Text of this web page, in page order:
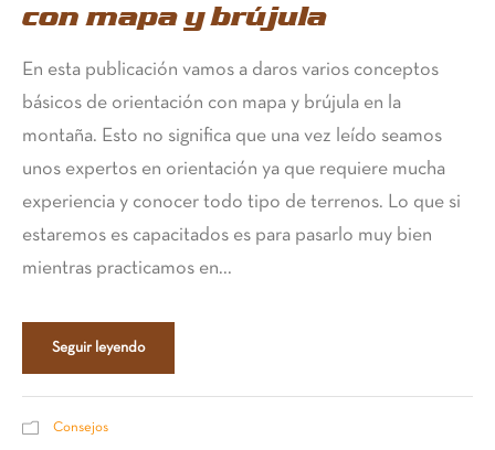
con mapa y brújula
En esta publicación vamos a daros varios conceptos
básicos de orientación con mapa y brújula en la
montaña. Esto no significa que una vez leído seamos
unos expertos en orientación ya que requiere mucha
experiencia y conocer todo tipo de terrenos. Lo que si
estaremos es capacitados es para pasarlo muy bien
mientras practicamos en...
Seguir leyendo
Consejos